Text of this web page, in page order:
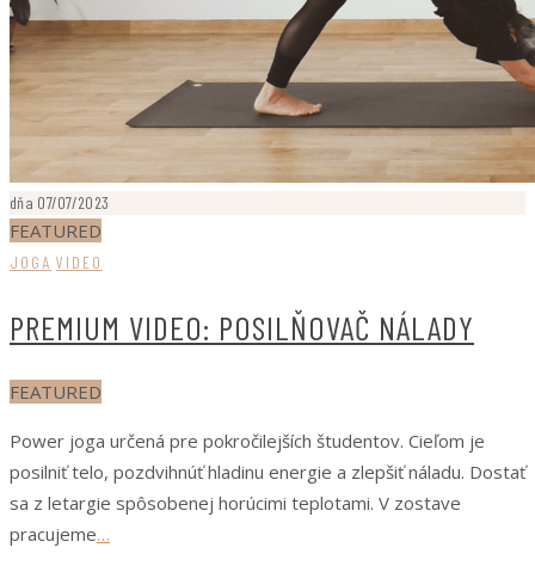
dňa 07/07/2023
FEATURED
JOGA VIDEO
PREMIUM VIDEO: POSILŇOVAČ NÁLADY
FEATURED
Power joga určená pre pokročilejších študentov. Cieľom je
posilniť telo, pozdvihnúť hladinu energie a zlepšiť náladu. Dostať
sa z letargie spôsobenej horúcimi teplotami. V zostave
pracujeme…